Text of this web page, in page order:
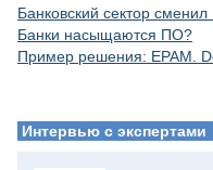
Банковский сектор
Банки насыщаются ПО?
Пример решения: EPAM.
Интервью с экспертами